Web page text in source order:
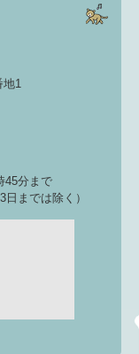
地1
45分まで
までは除く）